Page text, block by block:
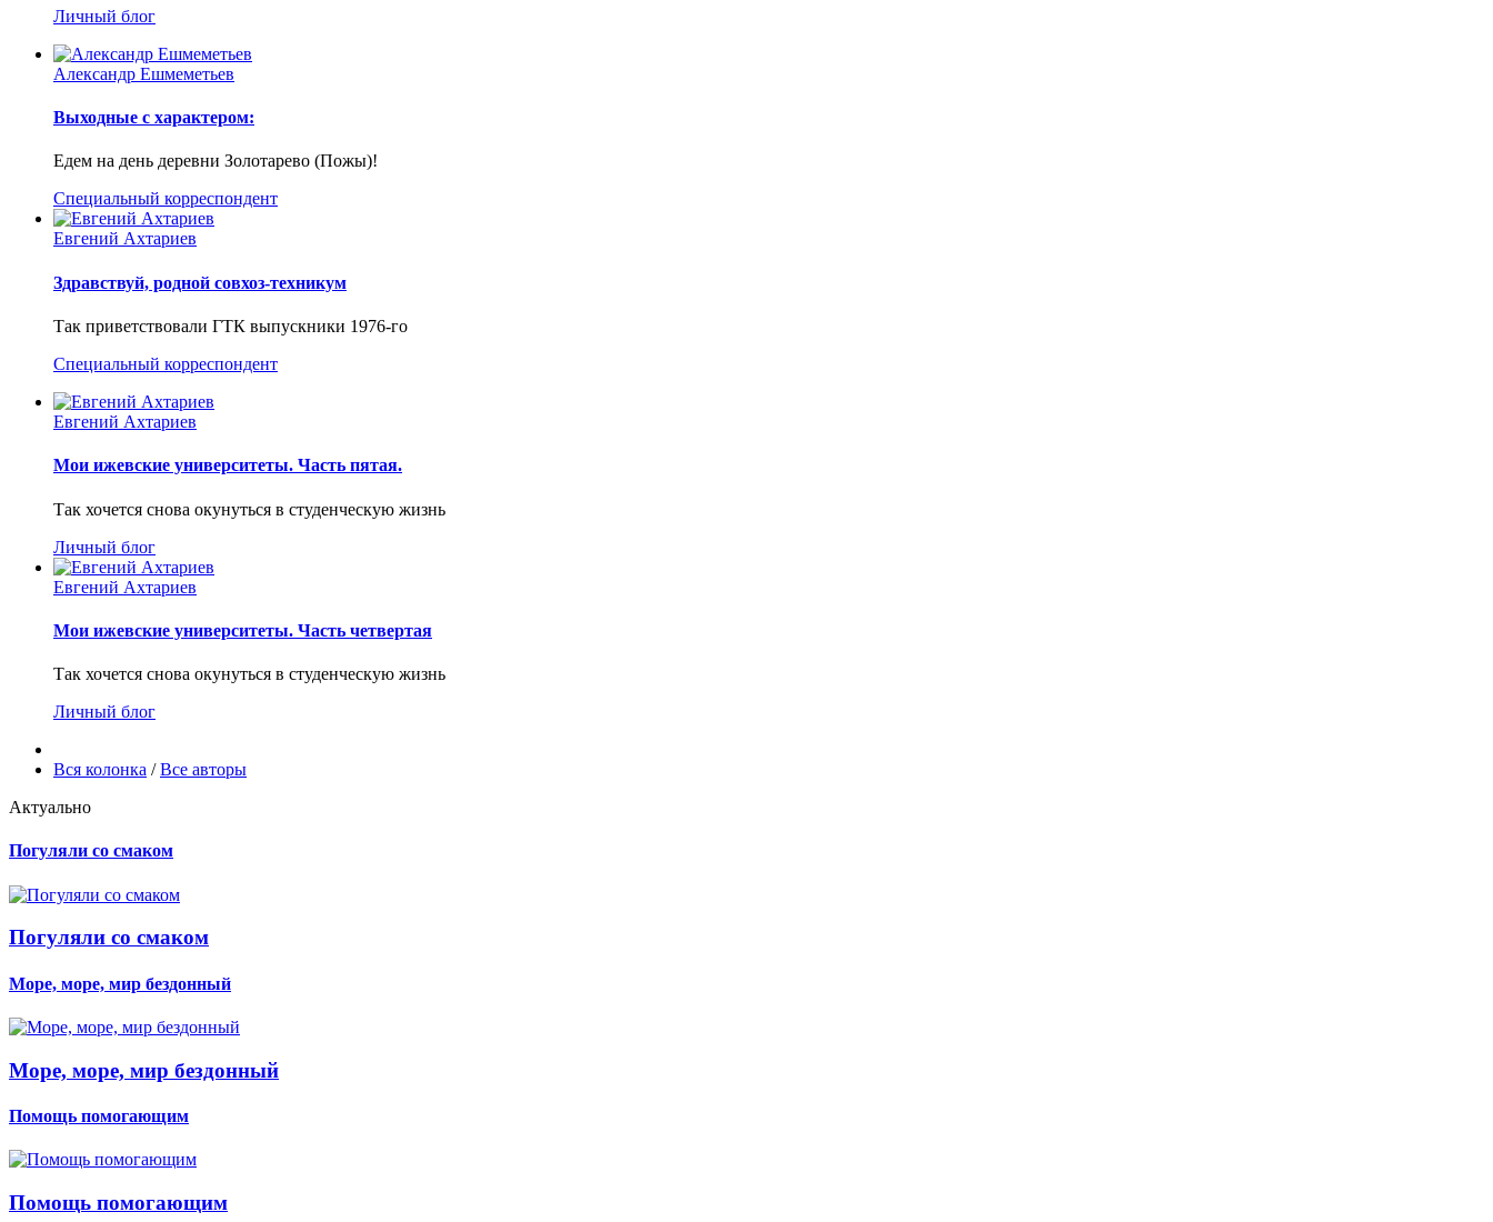
Личный блог
Александр Ешмеметьев
Выходные с характером:
Едем на день деревни Золотарево (Пожы)!
Специальный корреспондент
Евгений Ахтариев
Здравствуй, родной совхоз-техникум
Так приветствовали ГТК выпускники 1976-го
Специальный корреспондент
Евгений Ахтариев
Мои ижевские университеты. Часть пятая.
Так хочется снова окунуться в студенческую жизнь
Личный блог
Евгений Ахтариев
Мои ижевские университеты. Часть четвертая
Так хочется снова окунуться в студенческую жизнь
Личный блог
Вся колонка /Все авторы
Актуально
Погуляли со смаком
Погуляли со смаком
Море, море, мир бездонный
Море, море, мир бездонный
Помощь помогающим
Помощь помогающим